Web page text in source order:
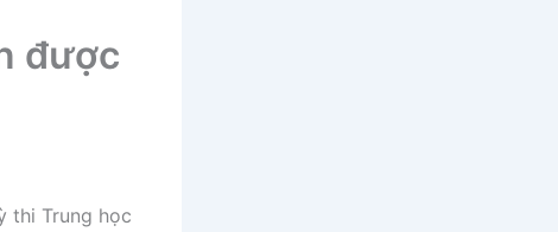
được
thi Trung học